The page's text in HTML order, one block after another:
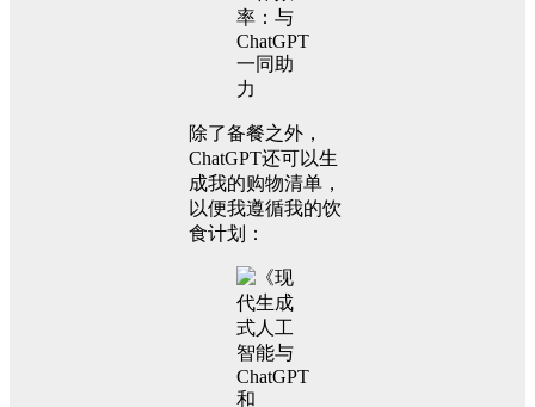
除了备餐之外，
ChatGPT还可以生
成我的购物清单，
以便我遵循我的饮
食计划：